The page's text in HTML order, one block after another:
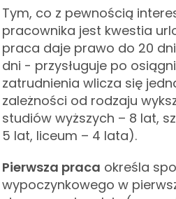
Tym, co z pewnością
pracownika jest kwestia
praca daje prawo do 20
dni - przysługuje po
zatrudnienia wlicza się
zależności od rodzaju
studiów wyższych – 8 lat,
5 lat, liceum – 4 lata).
Pierwsza praca określa
wypoczynkowego w